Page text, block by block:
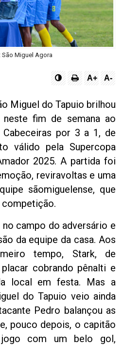
Miguel Agora
A+ A-
Miguel do Tapuio brilhou
fim de semana ao
por 3 a 1, de
válido pela Supercopa
2025. A partida foi
reviravoltas e uma
sãomiguelense, que
competição.
campo do adversário e
da equipe da casa. Aos
tempo, Stark, de
cobrando pênalti e
local em festa. Mas a
do Tapuio veio ainda
Pedro balançou as
pouco depois, o capitão
com um belo gol,